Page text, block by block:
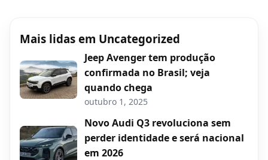
Mais lidas em Uncategorized
Jeep Avenger tem produção
confirmada no Brasil; veja
quando chega
outubro 1, 2025
Novo Audi Q3 revoluciona sem
perder identidade e será nacional
em 2026